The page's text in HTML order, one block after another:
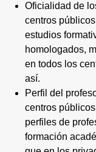
Oficialidad de
centros
estudios
homologados,
en todos los
así.
Perfil del
centros
perfiles de
formación